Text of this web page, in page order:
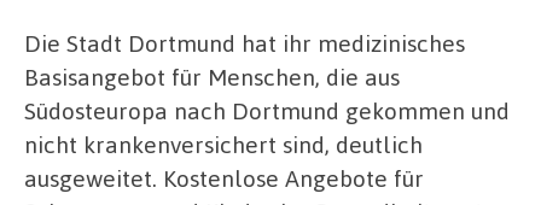
Die Stadt Dortmund hat ihr medizinisches
Basisangebot für Menschen, die aus
Südosteuropa nach Dortmund gekommen und
nicht krankenversichert sind, deutlich
ausgeweitet. Kostenlose Angebote für